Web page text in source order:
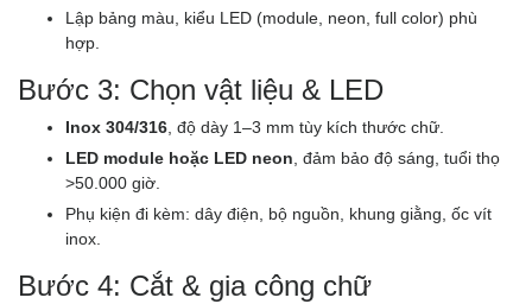
Lập bảng màu, kiểu LED (module, neon, full color) phù
hợp.
Bước 3: Chọn vật liệu & LED
Inox 304/316 , độ dày 1–3 mm tùy kích thước chữ.
LED module hoặc LED neon , đảm bảo độ sáng, tuổi thọ
>50.000 giờ.
Phụ kiện đi kèm: dây điện, bộ nguồn, khung giằng, ốc vít
inox.
Bước 4: Cắt & gia công chữ